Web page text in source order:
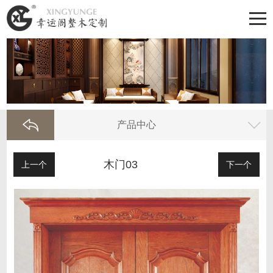
产品中心
木门03
上一个 下一个